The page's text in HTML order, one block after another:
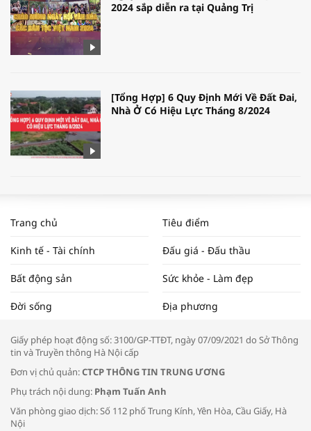
2024 sắp diễn ra tại Quảng Trị
[Tổng Hợp] 6 Quy Định Mới Về Đất Đai,
Nhà Ở Có Hiệu Lực Tháng 8/2024
NAM NĂM 2024 VÀ NĂM 2025 | NHỊP
ĐẬP THỊ TRƯỜNG #62
Tọa đàm “Xúc tiến thương mại: Khơi
Bác sĩ tư vấn cách phòng tránh bệnh
đường hô hấp trong thời tiết giao mùa
Trang chủ Tiêu điểm
Kinh tế - Tài chính Đấu giá - Đấu thầu
Bất động sản Sức khỏe - Làm đẹp
Đời sống Địa phương
Giấy phép hoạt động số: 3100/GP-TTĐT, ngày 07/09/2021 do Sở Thông
tin và Truyền thông Hà Nội cấp
Đơn vị chủ quản:CTCP THÔNG TIN TRUNG ƯƠNG
Phụ trách nội dung: Phạm Tuấn Anh
Văn phòng giao dịch: Số 112 phố Trung Kính, Yên Hòa, Cầu Giấy, Hà
Nội